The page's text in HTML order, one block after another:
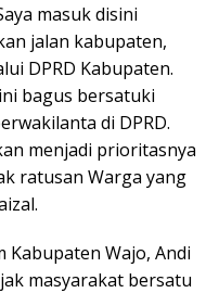
masuk disini
jalan kabupaten,
DPRD Kabupaten.
bagus bersatuki
di DPRD.
menjadi prioritasnya
ratusan Warga yang
Kabupaten Wajo, Andi
masyarakat bersatu